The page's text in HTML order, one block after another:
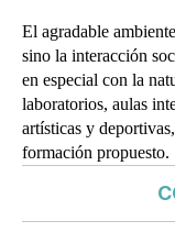
El agradable
sino la interacción
en especial con la
laboratorios, aulas
artísticas y
formación propuesto.